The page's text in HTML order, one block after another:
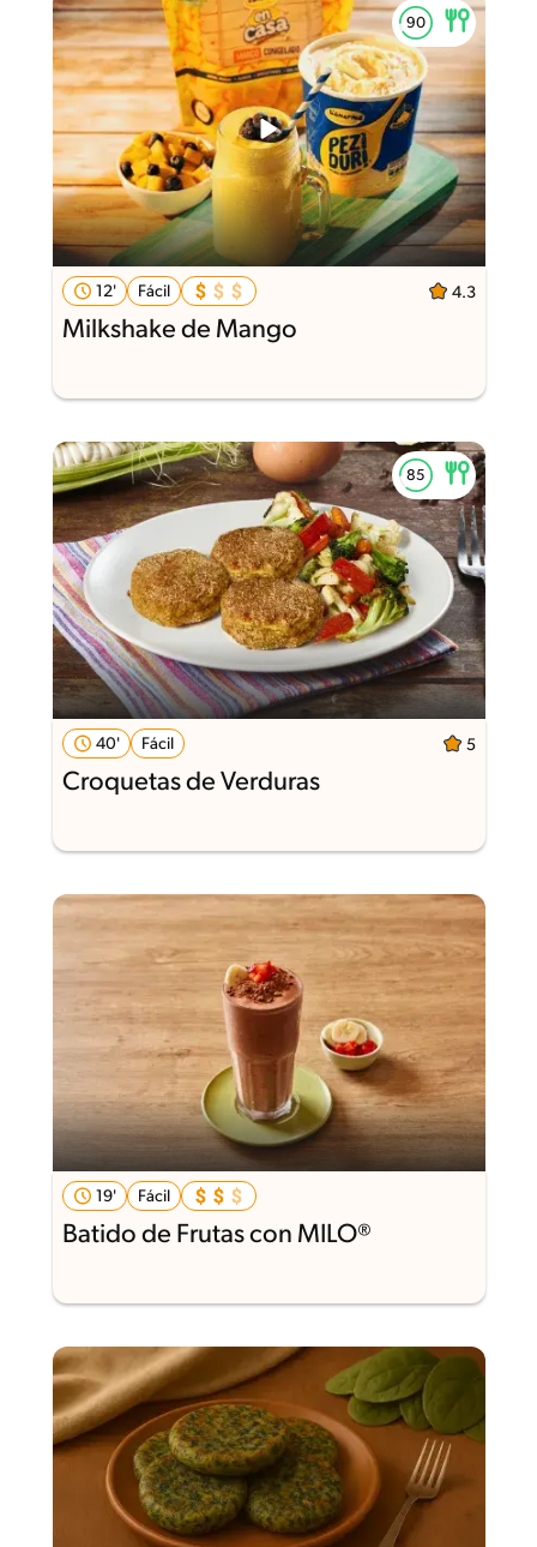
12' Fácil 4.3
Milkshake de Mango
40' Fácil 5
Croquetas de Verduras
19' Fácil
Batido de Frutas con MILO®